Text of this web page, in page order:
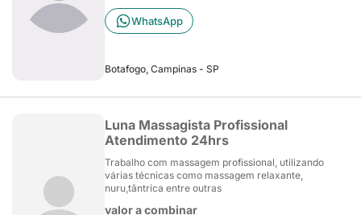
WhatsApp
Botafogo, Campinas - SP
Luna Massagista Profissional
Atendimento 24hrs
Trabalho com massagem profissional, utilizando
várias técnicas como massagem relaxante,
nuru,tântrica entre outras
valor a combinar